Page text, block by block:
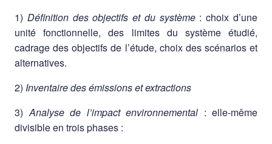
1) Définition des objectifs et du système: choix d’une
unité fonctionnelle, des limites du système étudié,
cadrage des objectifs de l’étude, choix des scénarios et
alternatives.
2) Inventaire des émissions et extractions
3)Analyse de l’impact environnemental : elle-même
divisible en trois phases :